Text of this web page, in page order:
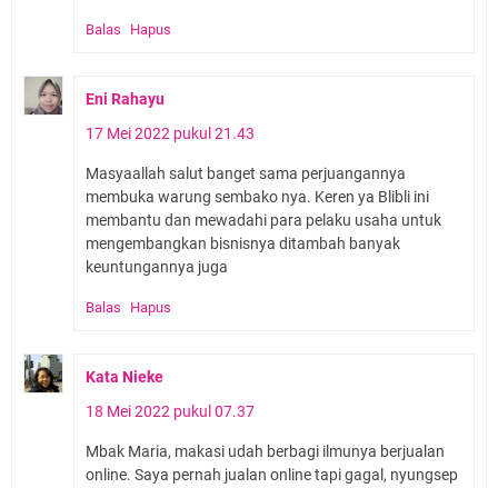
Balas Hapus
Eni Rahayu
17 Mei 2022 pukul 21.43
Masyaallah salut banget sama perjuangannya
membuka warung sembako nya. Keren ya Blibli ini
membantu dan mewadahi para pelaku usaha untuk
mengembangkan bisnisnya ditambah banyak
keuntungannya juga
Balas Hapus
Kata Nieke
18 Mei 2022 pukul 07.37
Mbak Maria, makasi udah berbagi ilmunya berjualan
online. Saya pernah jualan online tapi gagal, nyungsep